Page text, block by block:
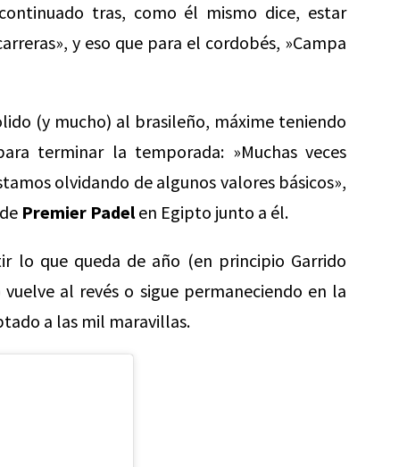
tras, como él mismo dice, estar
y eso que para el cordobés, »Campa
(y mucho) al brasileño, máxime teniendo
terminar la temporada: »Muchas veces
olvidando de algunos valores básicos»,
Premier Padelen Egipto junto a él.
lo que queda de año (en principio Garrido
al revés o sigue permaneciendo en la
a las mil maravillas.